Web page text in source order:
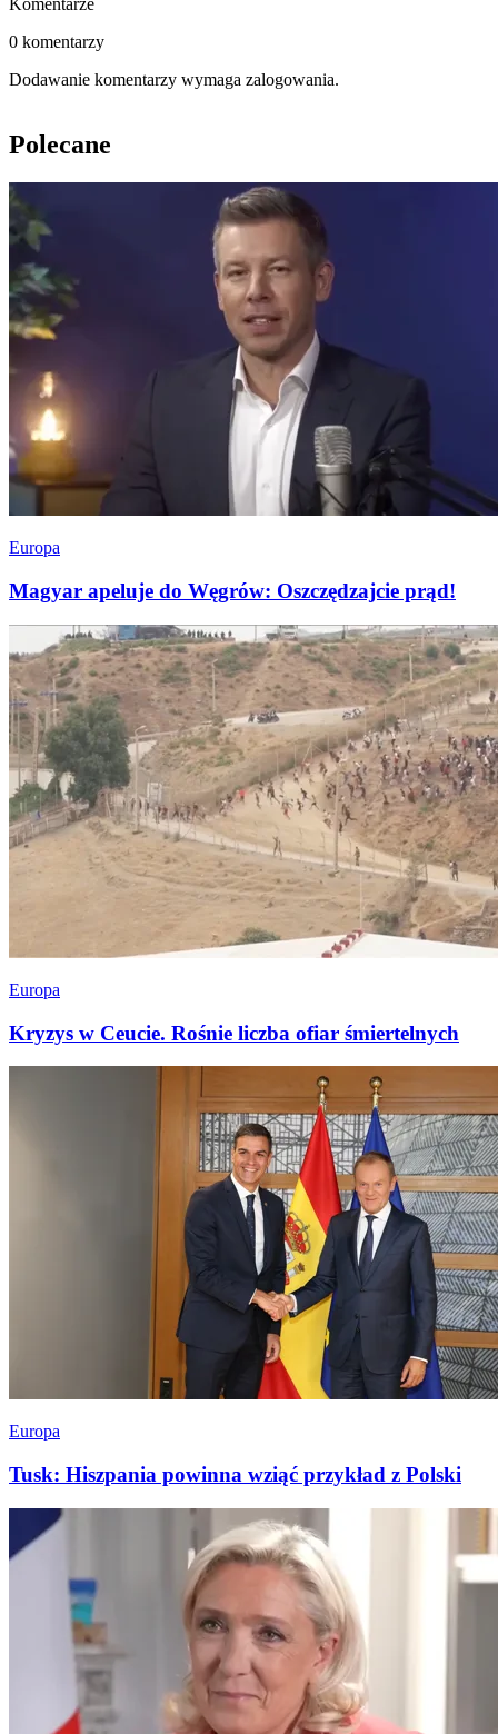
Komentarze
0 komentarzy
Dodawanie komentarzy wymaga zalogowania.
Polecane
Europa
Magyar apeluje do Węgrów: Oszczędzajcie prąd!
Europa
Kryzys w Ceucie. Rośnie liczba ofiar śmiertelnych
Europa
Tusk: Hiszpania powinna wziąć przykład z Polski